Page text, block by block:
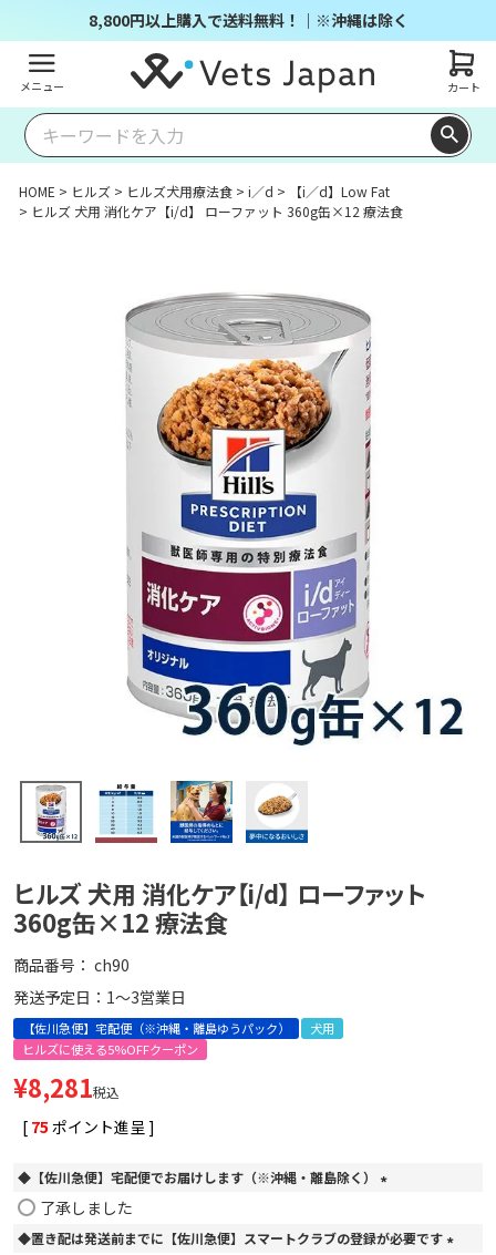
8,800円以上購入で送料無料！｜※沖縄は除く
メニュー カート
HOME ヒルズ ヒルズ犬用療法食 i／d
【i／d】Low Fat
ヒルズ 犬用 消化ケア【i/d】 ローファット 360g缶×12 療法食
ヒルズ 犬用 消化ケア【i/d】 ローファット
360g缶×12 療法食
商品番号
ch90
発送予定日：1～3営業日
【佐川急便】宅配便（※沖縄・離島ゆうパック）
犬用
ヒルズに使える5%OFFクーポン
¥8,281税込
[ 75 ポイント進呈 ]
◆【佐川急便】宅配便でお届けします（※沖縄・離島除く）
須
了承しました
◆置き配は発送前までに【佐川急便】スマートクラブの登録が必要です